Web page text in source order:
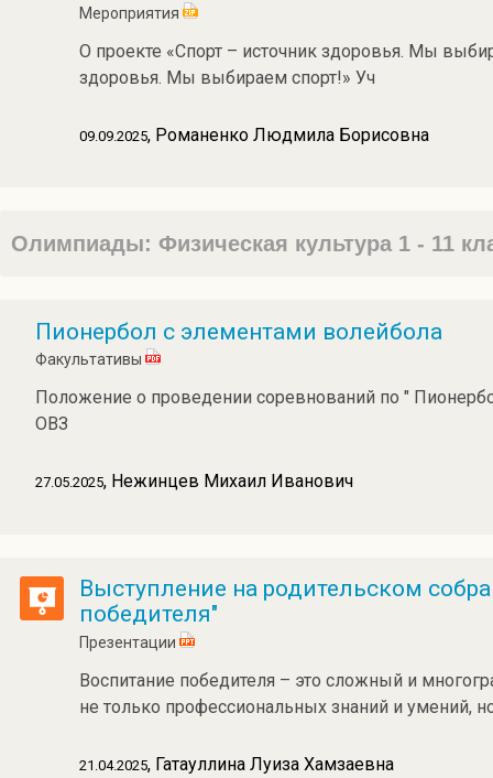
Мероприятия
О проекте «Спорт – источник здоровья. Мы
здоровья. Мы выбираем спорт!» Уч
09.09.2025, Романенко Людмила Борисовна
Олимпиады: Физическая культура 1 - 11
Пионербол с элементами волейбола
Факультативы
Положение о проведении соревнований по "
ОВЗ
27.05.2025, Нежинцев Михаил Иванович
Выступление на родительском
победителя"
Презентации
Воспитание победителя – это сложный и
не только профессиональных знаний и умений,
21.04.2025, Гатауллина Луиза Хамзаевна